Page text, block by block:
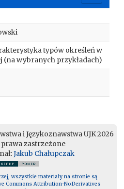
typów określeń w
(na wybranych przykładach)
i Językoznawstwa UJK 2026
zastrzeżone
Jakub Chałupczak
wszystkie materiały na stronie są
Commons Attribution-NoDerivatives